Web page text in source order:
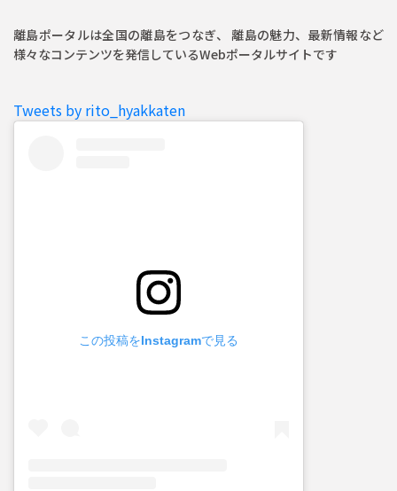
離島ポータルは全国の離島をつなぎ、 離島の魅力、最新情報など
様々なコンテンツを発信しているWebポータルサイトです
Tweets by rito_hyakkaten
この投稿をInstagramで見る